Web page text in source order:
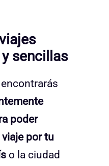
sencillas
poder
por tu
o la ciudad